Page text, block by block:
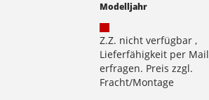
Modelljahr
Z.Z. nicht verfügbar ,
Lieferfähigkeit per Mail
erfragen. Preis zzgl.
Fracht/Montage